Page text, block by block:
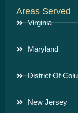
Areas Served
Virginia
Maryland
District Of
New Jersey